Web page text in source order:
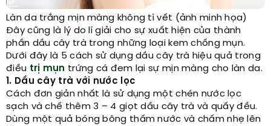
Làn da trắng mịn màng không tì vết (ảnh minh họa)
Đây cũng là lý do lí giải cho sự xuất hiện của thành
phần dầu cây trà trong những loại kem chống mụn.
Dưới đây là 5 cách sử dụng dầu cây trà hiệu quả trong
điều trị mụn trứng cá đem lại sự mịn màng cho làn da.
1. Dầu cây trà với nước lọc
Cách đơn giản nhất là sử dụng một chén nước lọc
sạch và chế thêm 3 – 4 giọt dầu cây trà và quấy đều.
Dùng một quả bóng bông thấm nước và chấm nhẹ lên